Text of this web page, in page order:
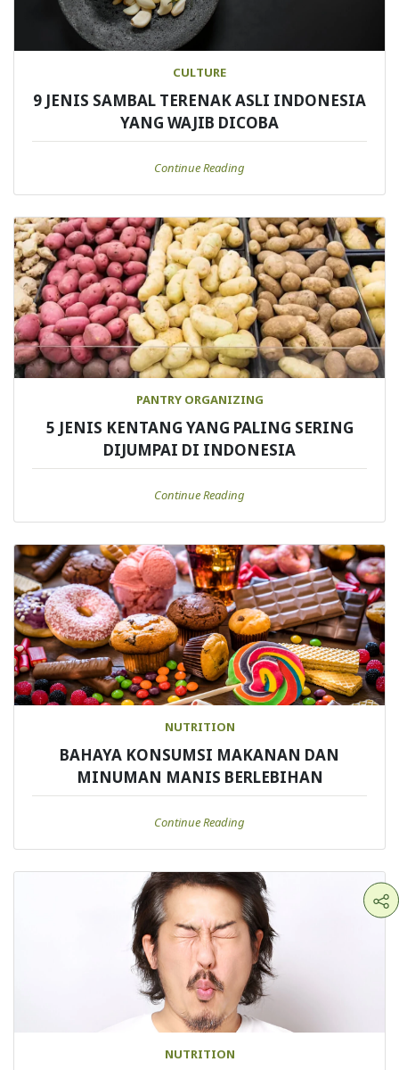
CULTURE
9 JENIS SAMBAL TERENAK ASLI INDONESIA
YANG WAJIB DICOBA
Continue Reading
PANTRY ORGANIZING
5 JENIS KENTANG YANG PALING SERING
DIJUMPAI DI INDONESIA
Continue Reading
NUTRITION
BAHAYA KONSUMSI MAKANAN DAN
MINUMAN MANIS BERLEBIHAN
Continue Reading
NUTRITION